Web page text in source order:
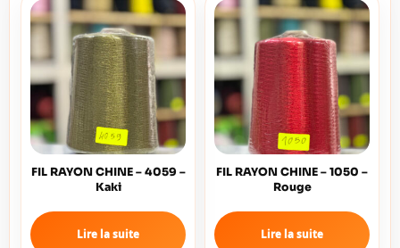
FIL RAYON CHINE – 1050 –
Rouge
Lire la suite
FIL RAYON CHINE – 4059 –
Kaki
Lire la suite